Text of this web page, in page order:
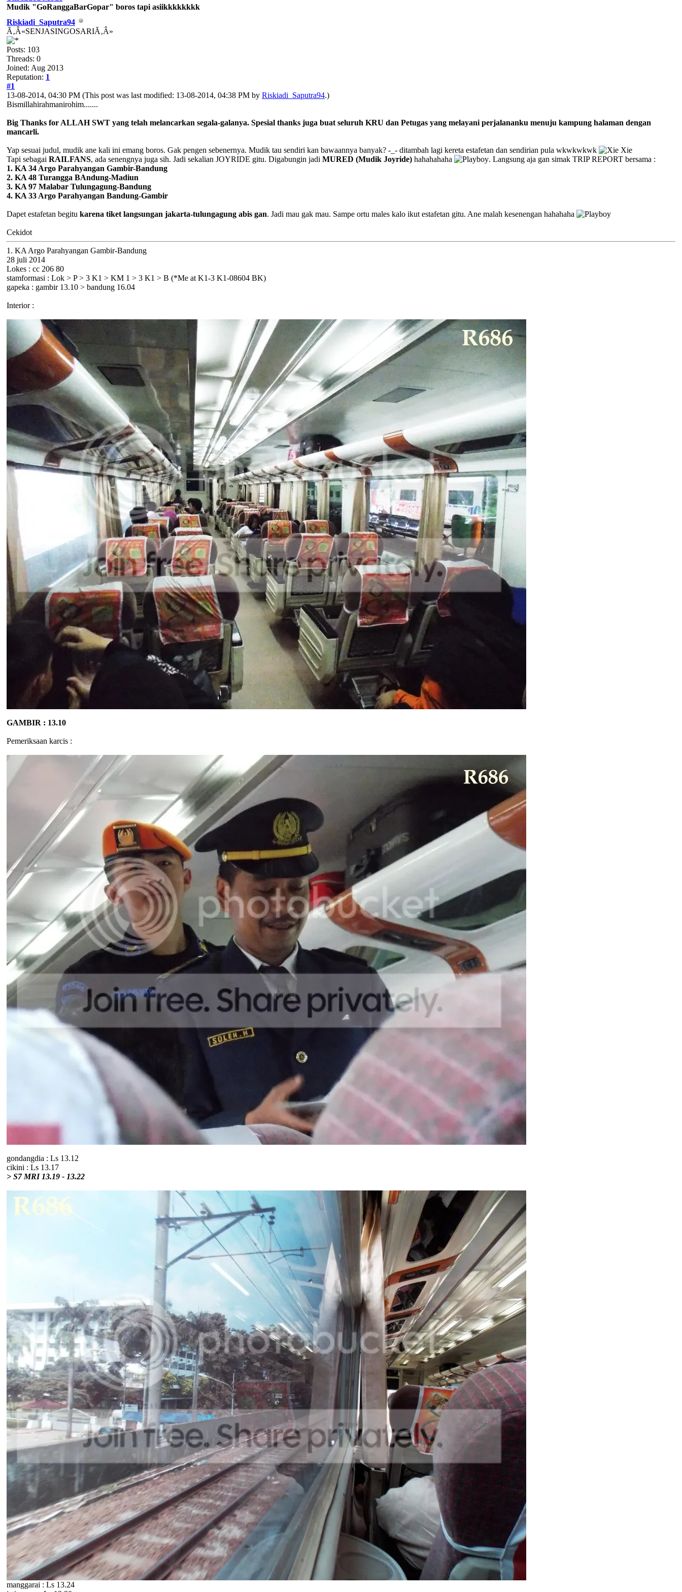
Mudik "GoRanggaBarGopar" boros tapi asiikkkkkkkk
Riskiadi_Saputra94
Ã‚Â«SENJASINGOSARIÃ‚Â»
Posts: 103
Threads: 0
Joined: Aug 2013
Reputation: 1
#1
13-08-2014, 04:30 PM (This post was last modified: 13-08-2014, 04:38 PM by Riskiadi_Saputra94.)
Bismillahirahmanirohim.......
Big Thanks for ALLAH SWT yang telah melancarkan segala-galanya. Spesial thanks juga buat seluruh KRU dan Petugas yang melayani perjalananku menuju kampung halaman dengan
mancarli.
Yap sesuai judul, mudik ane kali ini emang boros. Gak pengen sebenernya. Mudik tau sendiri kan bawaannya banyak? -_- ditambah lagi kereta estafetan dan sendirian pula wkwkwkwk
Tapi sebagai RAILFANS, ada senengnya juga sih. Jadi sekalian JOYRIDE gitu. Digabungin jadi MURED (Mudik Joyride) hahahahaha
. Langsung aja gan simak TRIP REPORT bersama :
1. KA 34 Argo Parahyangan Gambir-Bandung
2. KA 48 Turangga BAndung-Madiun
3. KA 97 Malabar Tulungagung-Bandung
4. KA 33 Argo Parahyangan Bandung-Gambir
Dapet estafetan begitu karena tiket langsungan jakarta-tulungagung abis gan. Jadi mau gak mau. Sampe ortu males kalo ikut estafetan gitu. Ane malah kesenengan hahahaha
Cekidot
1. KA Argo Parahyangan Gambir-Bandung
28 juli 2014
Lokes : cc 206 80
stamformasi : Lok > P > 3 K1 > KM 1 > 3 K1 > B (*Me at K1-3 K1-08604 BK)
gapeka : gambir 13.10 > bandung 16.04
Interior :
GAMBIR : 13.10
Pemeriksaan karcis :
gondangdia : Ls 13.12
cikini : Ls 13.17
> S7 MRI 13.19 - 13.22
manggarai : Ls 13.24